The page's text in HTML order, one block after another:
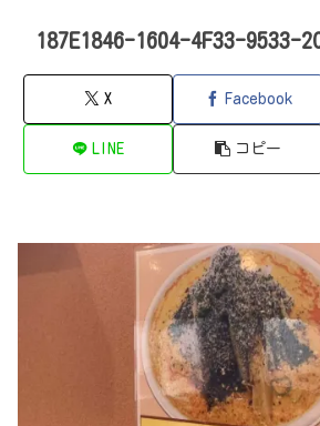
187E1846-1604-4F33-9533-
X Facebook
LINE コピー